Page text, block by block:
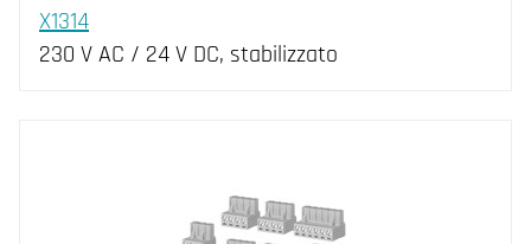
X1314
230 V AC / 24 V DC, stabilizzato